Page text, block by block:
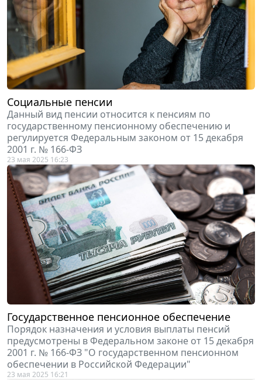
Социальные пенсии
Данный вид пенсии относится к пенсиям по
государственному пенсионному обеспечению и
регулируется Федеральным законом от 15 декабря
2001 г. № 166-ФЗ
23 мая 2025 16:23
Государственное пенсионное обеспечение
Порядок назначения и условия выплаты пенсий
предусмотрены в Федеральном законе от 15 декабря
2001 г. № 166-ФЗ "О государственном пенсионном
обеспечении в Российской Федерации"
23 мая 2025 16:21